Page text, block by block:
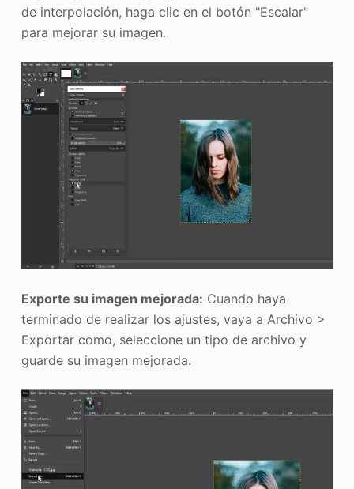
de interpolación, haga clic en el botón "Escalar"
para mejorar su imagen.
Exporte su imagen mejorada: Cuando haya
terminado de realizar los ajustes, vaya a Archivo >
Exportar como, seleccione un tipo de archivo y
guarde su imagen mejorada.